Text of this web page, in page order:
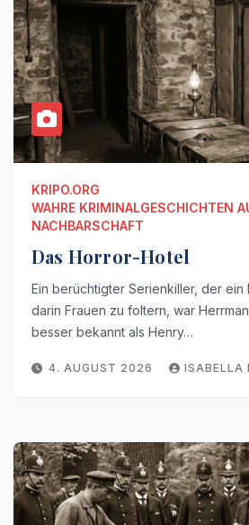
KRIPO.ORG
WAHRE KRIMINALGESCHICHTEN
NACHBARSCHAFT
Das Horror-Hotel
Ein berüchtigter Serienkiller, der ein
darin Frauen zu foltern, war
besser bekannt als Henry…
4. AUGUST 2026 ISABELLA